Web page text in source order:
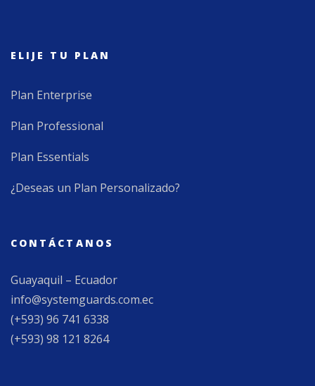
ELIJE TU PLAN
Plan Enterprise
Plan Professional
Plan Essentials
¿Deseas un Plan Personalizado?
CONTÁCTANOS
Guayaquil – Ecuador
info@systemguards.com.ec
(+593) 96 741 6338
(+593) 98 121 8264